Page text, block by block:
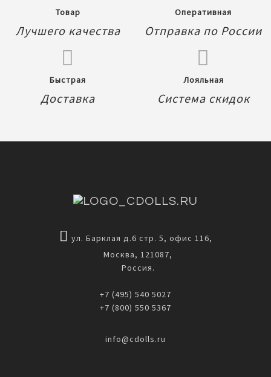
Товар
Лучшего качества
Оперативная
Отправка по России
Быстрая
Доставка
Лояльная
Система скидок
ул. Барклая д.6 стр. 5, офис 116,
Москва, 121087,
Россия.
+7 (495) 540 5027
+7 (800) 550 5367
info@cdolls.ru